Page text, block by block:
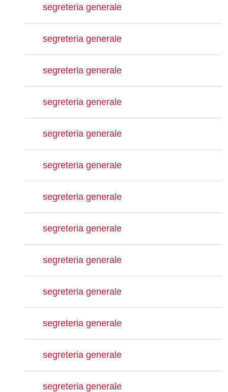
segreteria generale
segreteria generale
segreteria generale
segreteria generale
segreteria generale
segreteria generale
segreteria generale
segreteria generale
segreteria generale
segreteria generale
segreteria generale
segreteria generale
segreteria generale